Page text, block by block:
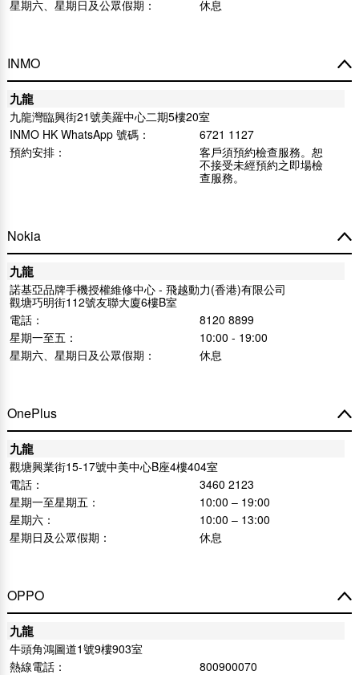
星期六、星期日及公眾假期：
休息
INMO
九龍
九龍灣臨興街21號美羅中心二期5樓20室
INMO HK WhatsApp 號碼：
6721 1127
預約安排：
客戶須預約檢查服務。恕
不接受未經預約之即場檢
查服務。
Nokia
九龍
諾基亞品牌手機授權維修中心 - 飛越動力(香港)有限公司
觀塘巧明街112號友聯大廈6樓B室
電話：
8120 8899
星期一至五：
10:00 - 19:00
星期六、星期日及公眾假期：
休息
OnePlus
九龍
觀塘興業街15-17號中美中心B座4樓404室
電話：
3460 2123
星期一至星期五：
10:00 – 19:00
星期六：
10:00 – 13:00
星期日及公眾假期：
休息
OPPO
九龍
牛頭角鴻圖道1號9樓903室
熱線電話：
800900070